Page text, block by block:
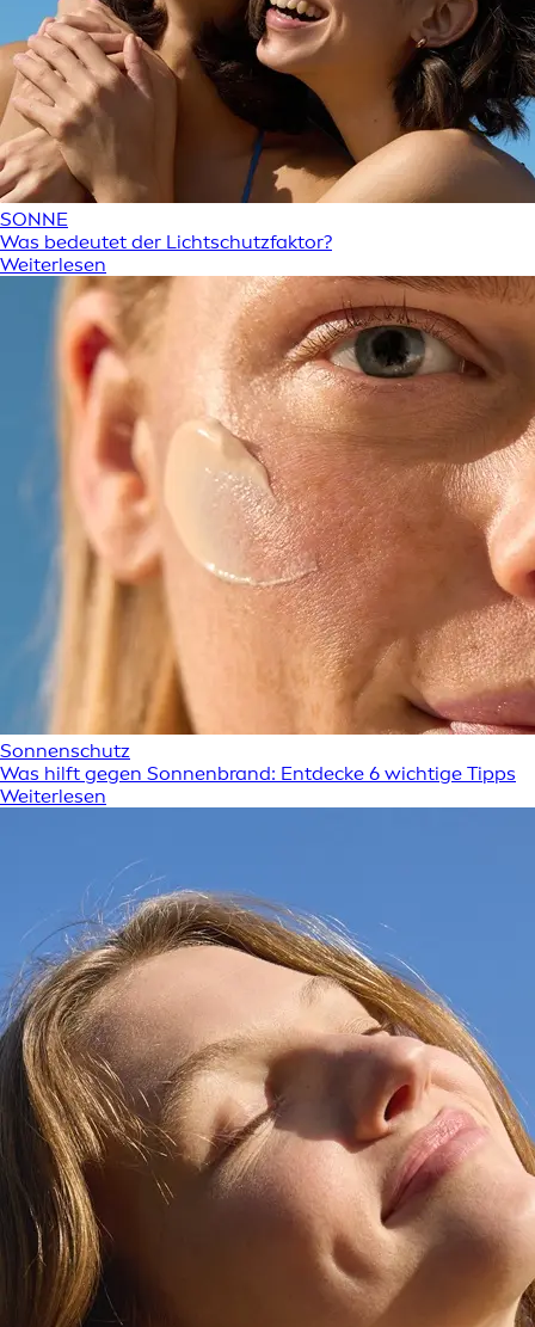
SONNE
Was bedeutet der Lichtschutzfaktor?
Weiterlesen
Sonnenschutz
Was hilft gegen Sonnenbrand: Entdecke 6 wichtige Tipps
Weiterlesen